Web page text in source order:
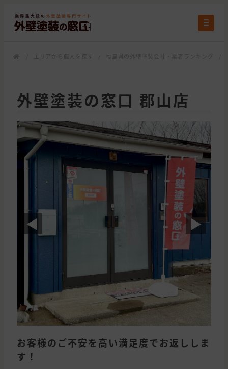
外壁塗装の窓口 郡山店
◀ ▶
お客様のご不安を高い満足度でお返ししま
す！